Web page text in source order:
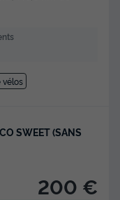
vélos
SWEET (SANS
200 €